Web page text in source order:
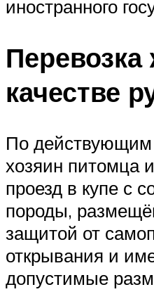
иностранного
качестве
По
хозяин питомца
проезд в купе с
породы,
защитой от
открывания и
допустимые